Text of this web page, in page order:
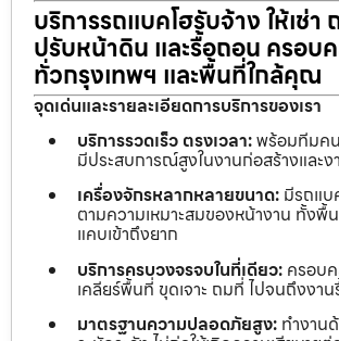
บริการรถแบคโฮรับจ้าง ให้เช่
ปรับหน้าดิน และรื้อถอน ครอบ
ทั่วกรุงเทพฯ และพื้นที่ใกล้คุณ
จุดเด่นและรายละเอียดการบริการของเรา
บริการรวดเร็ว ตรงเวลา:พร้อมทีมค
มีประสบการณ์สูงในงานก่อสร้างและ
เครื่องจักรหลากหลายขนาด: มีรถแบ
ตามความเหมาะสมของหน้างาน ทั้งพื้
แคบเข้าถึงยาก
บริการครบวงจรจบในที่เดียว: ครอบ
เคลียร์พื้นที่ ขุดเจาะ ถมที่ ไปจนถึงงา
มาตรฐานความปลอดภัยสูง: ทำงาน